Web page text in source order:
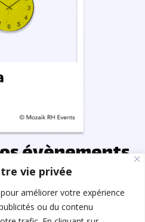
vie privée
améliorer votre expérience
ou du contenu
évènements